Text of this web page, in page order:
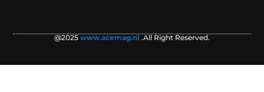
@2025www.acemag.nl .All Right Reserved.